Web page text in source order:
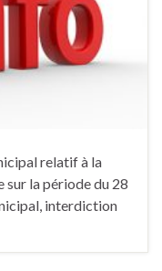
relatif à la
sur la période du 28
interdiction